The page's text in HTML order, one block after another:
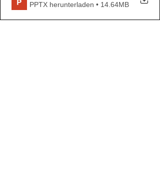
PPTX herunterladen • 14.64MB